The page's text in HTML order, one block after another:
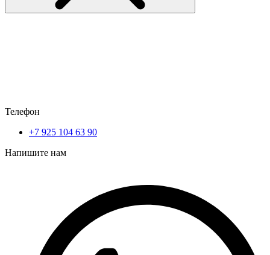
Телефон
+7 925 104 63 90
Напишите нам